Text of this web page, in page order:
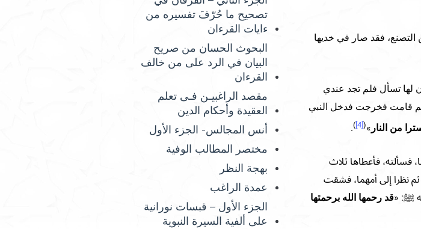
فقد صار في خديها
معها ابنتان لها تسأل فلم تجد عندي
ثم قامت فخرجت فدخل النبي
من النار »
(
[4]
)
.
فسألته، فأعطاها ثلاث
نظرا إلى أمهما، فشقت
ﷺ: «قد رحمها الله برحمتها
تصحيح ما حُرّفَ تفسيره من
ءايات القرءان
البحوث الحسان من صريح
البيان في الرد على من خالف
القرءان
مقصد الراغبيـن فـى تعلم
العقيدة وأحكام الدين
أنس المجالس- الجزء الأول
مختصر المطالب الوفية
بهجة النظر
عمدة الراغب
الجزء الأول – قبسات نورانية
على ألفية السيرة النبوية